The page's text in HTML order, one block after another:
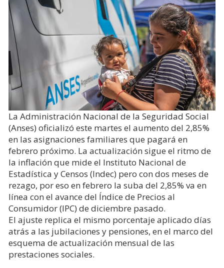
La Administración Nacional de la Seguridad Social
(Anses) oficializó este martes el aumento del 2,85%
en las asignaciones familiares que pagará en
febrero próximo. La actualización sigue el ritmo de
la inflación que mide el Instituto Nacional de
Estadística y Censos (Indec) pero con dos meses de
rezago, por eso en febrero la suba del 2,85% va en
línea con el avance del Índice de Precios al
Consumidor (IPC) de diciembre pasado.
El ajuste replica el mismo porcentaje aplicado días
atrás a las jubilaciones y pensiones, en el marco del
esquema de actualización mensual de las
prestaciones sociales.